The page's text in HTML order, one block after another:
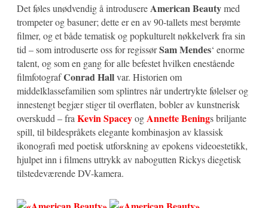
Det føles unødvendig å introdusereAmerican Beautymed
trompeter og basuner; dette er en av 90-tallets mest berømte
filmer, og et både tematisk og popkulturelt nøkkelverk fra sin
tid – som introduserte oss for regissørSam Mendes‘ enorme
talent, og som en gang for alle befestet hvilken enestående
filmfotografConrad Hallvar. Historien om
middelklassefamilien som splintres når undertrykte følelser og
innestengt begjær stiger til overflaten, bobler av kunstnerisk
overskudd – fra Kevin SpaceyogAnnette Benings briljante
spill, til bildespråkets elegante kombinasjon av klassisk
ikonografi med poetisk utforskning av epokens videoestetikk,
hjulpet inn i filmens uttrykk av nabogutten Rickys diegetisk
tilstedeværende DV-kamera.